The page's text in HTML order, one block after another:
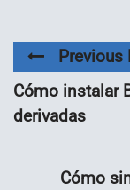
Previous
Cómo instalar
derivadas
Cómo